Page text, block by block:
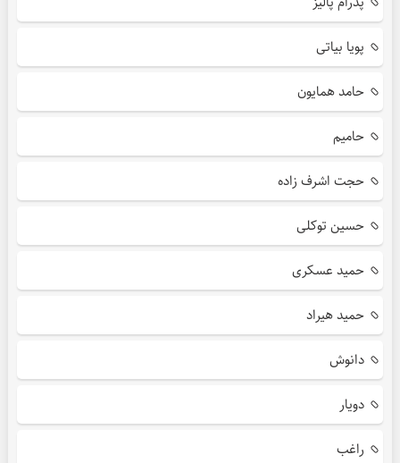
پویا بیاتی
حامد همایون
حامیم
حجت اشرف زاده
حسین توکلی
حمید عسکری
حمید هیراد
دانوش
دویار
راغب